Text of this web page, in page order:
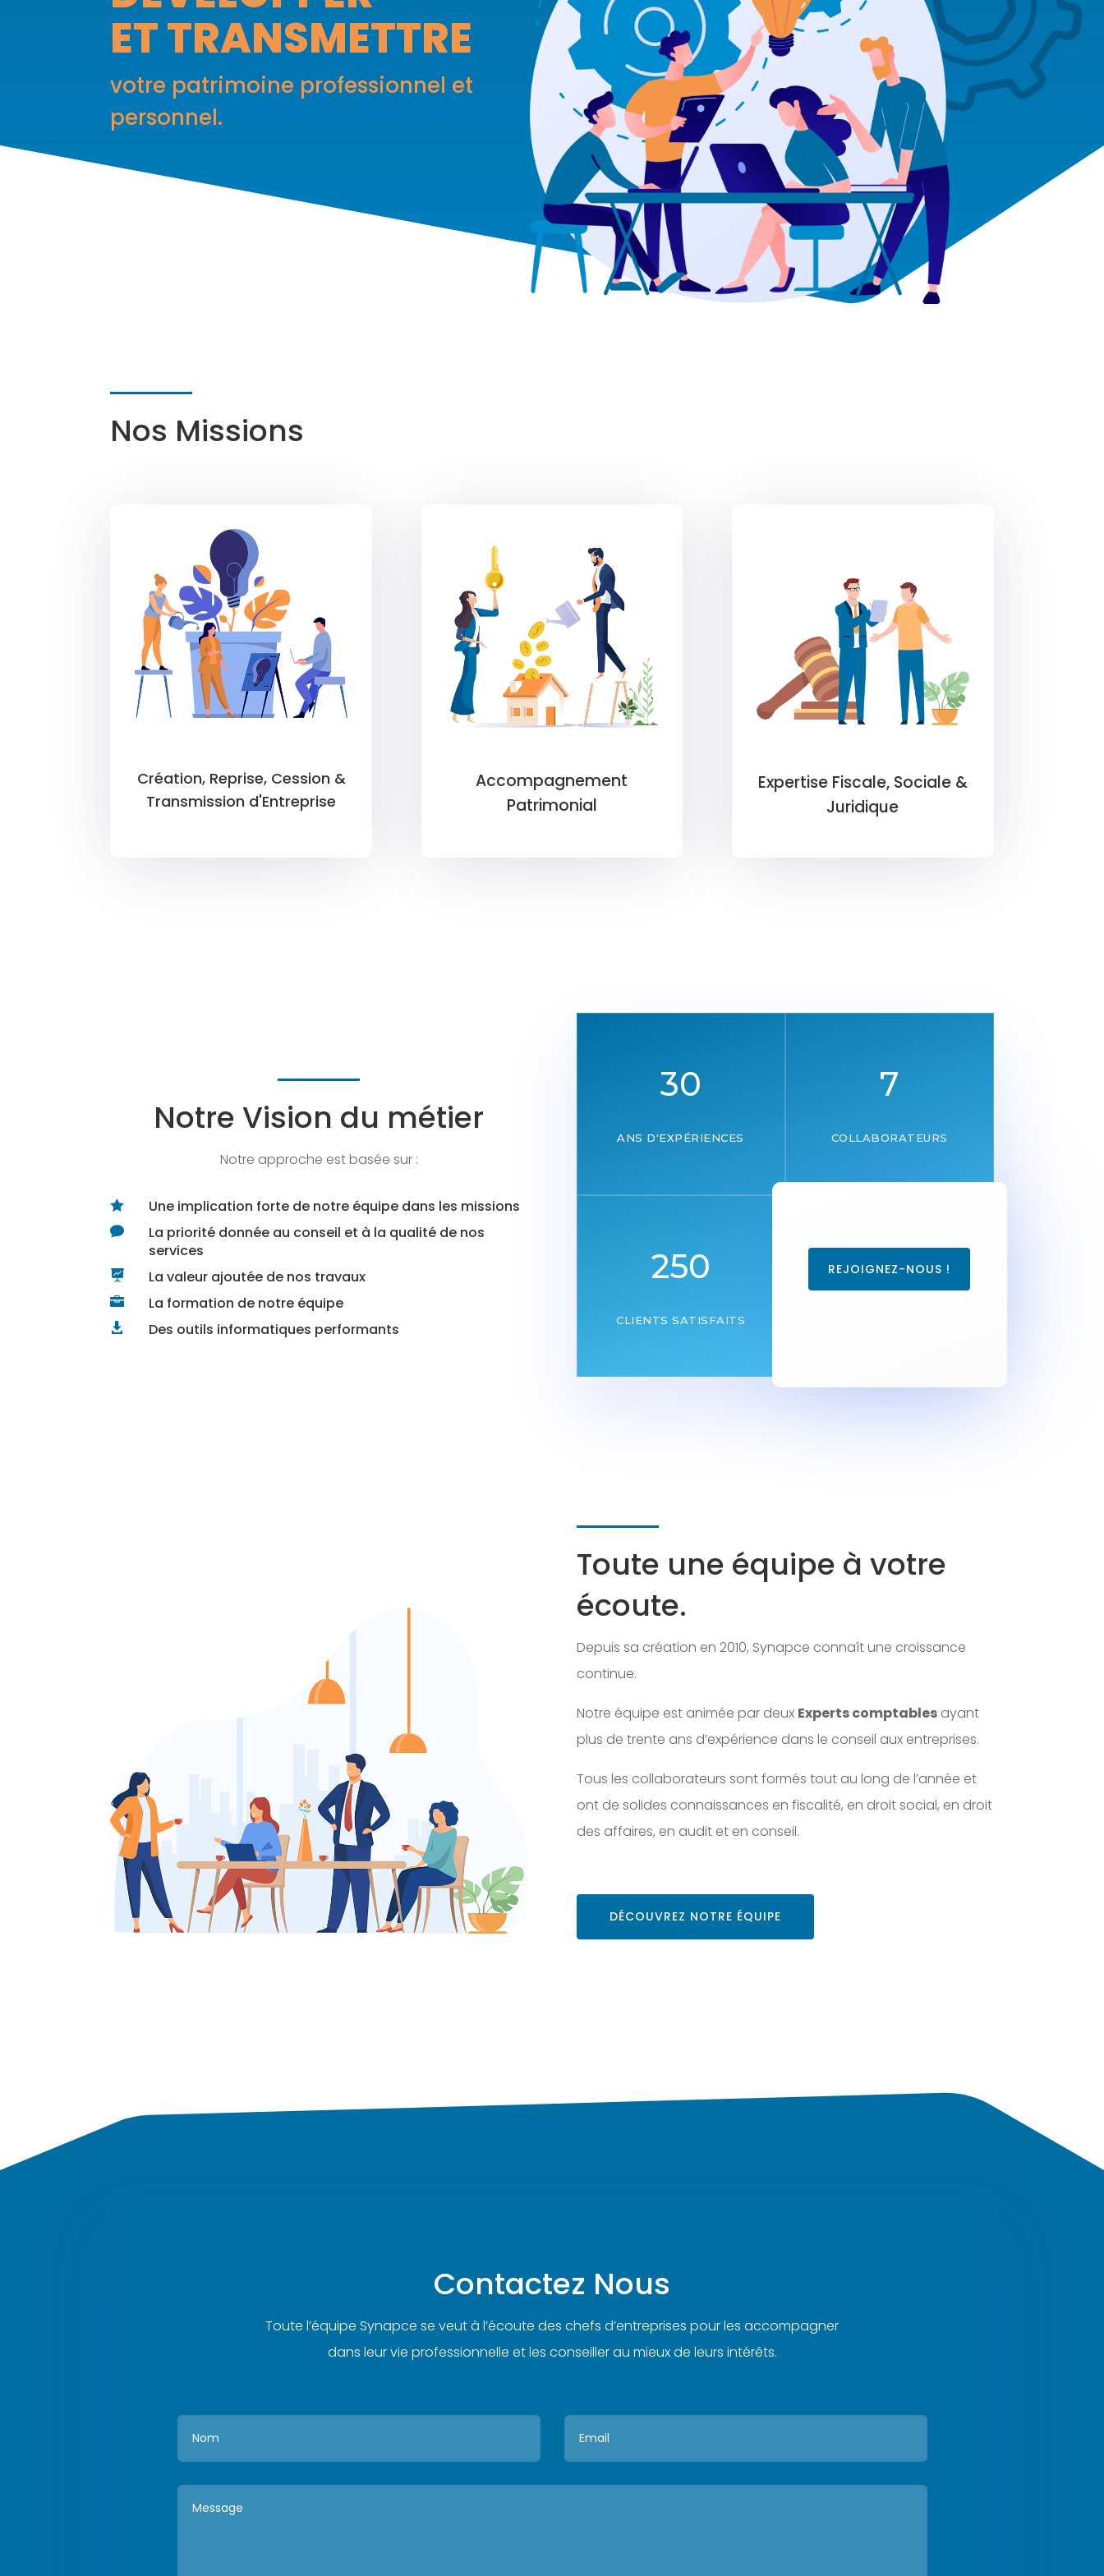
ET TRANSMETTRE
votre patrimoine professionnel et
personnel.
Nos Missions
Création, Reprise, Cession &
Transmission d'Entreprise
Accompagnement
Patrimonial
Expertise Fiscale, Sociale &
Juridique
Notre Vision du métier
Notre approche est basée sur :
 Une implication forte de notre équipe dans les missions

La priorité donnée au conseil et à la qualité de nos
services
 La valeur ajoutée de nos travaux
 La formation de notre équipe
 Des outils informatiques performants
30
ANS D'EXPÉRIENCES
250
CLIENTS SATISFAITS
7
COLLABORATEURS
REJOIGNEZ-NOUS !
Toute une équipe à votre
écoute.
Depuis sa création en 2010, Synapce connaît une croissance
continue.
Notre équipe est animée par deux Experts comptablesayant
plus de trente ans d’expérience dans le conseil aux entreprises.
Tous les collaborateurs sont formés tout au long de l’année et
ont de solides connaissances en fiscalité, en droit social, en droit
des affaires, en audit et en conseil.
DÉCOUVREZ NOTRE ÉQUIPE
Contactez Nous
Toute l’équipe Synapce se veut à l’écoute des chefs d’entreprises pour les accompagner
dans leur vie professionnelle et les conseiller au mieux de leurs intérêts.